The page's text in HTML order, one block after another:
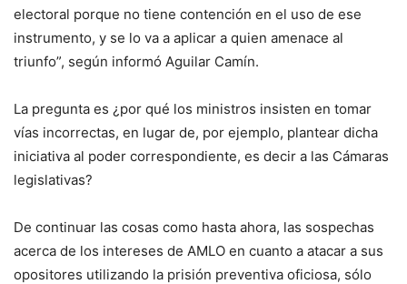
electoral porque no tiene contención en el uso de ese
instrumento, y se lo va a aplicar a quien amenace al
triunfo”, según informó Aguilar Camín.
La pregunta es ¿por qué los ministros insisten en tomar
vías incorrectas, en lugar de, por ejemplo, plantear dicha
iniciativa al poder correspondiente, es decir a las Cámaras
legislativas?
De continuar las cosas como hasta ahora, las sospechas
acerca de los intereses de AMLO en cuanto a atacar a sus
opositores utilizando la prisión preventiva oficiosa, sólo